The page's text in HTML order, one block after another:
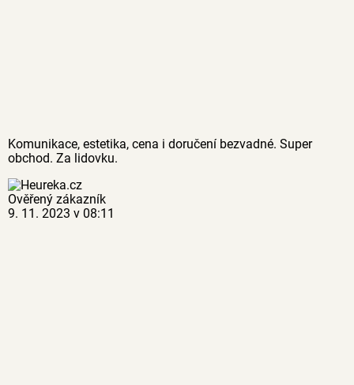
Komunikace, estetika, cena i doručení bezvadné. Super
obchod. Za lidovku.
Ověřený zákazník
9. 11. 2023 v 08:11